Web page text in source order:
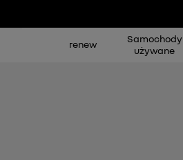
renew
Samochody
używane